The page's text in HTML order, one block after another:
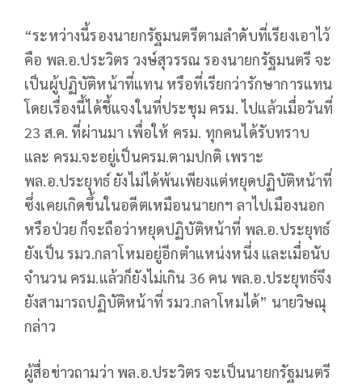
“ระหว่างนี้รองนายกรัฐมนตรีตามลำดับที่เรียงเอาไว้
คือ พล.อ.ประวิตร วงษ์สุวรรณ รองนายกรัฐมนตรี จะ
เป็นผู้ปฏิบัติหน้าที่แทน หรือที่เรียกว่ารักษาการแทน
โดยเรื่องนี้ได้ชี้แจงในที่ประชุม ครม. ไปแล้วเมื่อวันที่
23 ส.ค. ที่ผ่านมา เพื่อให้ ครม. ทุกคนได้รับทราบ
และ ครม.จะอยู่เป็นครม.ตามปกติ เพราะ
พล.อ.ประยุทธ์ ยังไม่ได้พ้นเพียงแต่หยุดปฏิบัติหน้าที่
ซึ่งเคยเกิดขึ้นในอดีตเหมือนนายกฯ ลาไปเมืองนอก
หรือป่วย ก็จะถือว่าหยุดปฏิบัติหน้าที่ พล.อ.ประยุทธ์
ยังเป็น รมว.กลาโหมอยู่อีกตำแหน่งหนึ่ง และเมื่อนับ
จำนวน ครม.แล้วก็ยังไม่เกิน 36 คน พล.อ.ประยุทธ์จึง
ยังสามารถปฏิบัติหน้าที่ รมว.กลาโหมได้” นายวิษณุ
กล่าว
ผู้สื่อข่าวถามว่า พล.อ.ประวิตร จะเป็นนายกรัฐมนตรี